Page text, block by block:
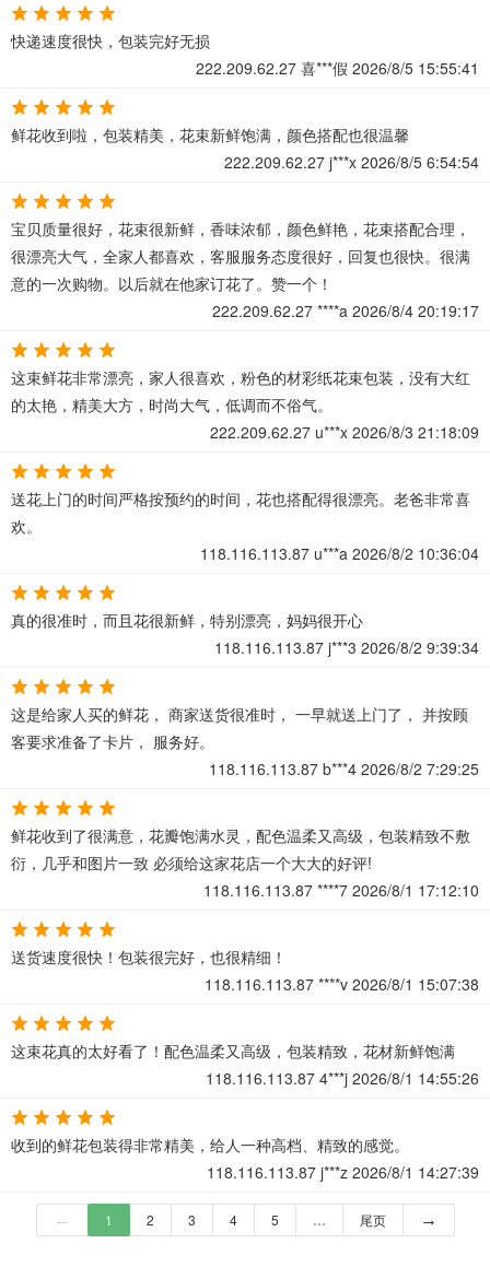
快递速度很快，包装完好无损
222.209.62.27 喜***假 2026/8/5 15:55:41
鲜花收到啦，包装精美，花束新鲜饱满，颜色搭配也很温馨
222.209.62.27 j***x 2026/8/5 6:54:54
宝贝质量很好，花束很新鲜，香味浓郁，颜色鲜艳，花束搭配合理，
很漂亮大气，全家人都喜欢，客服服务态度很好，回复也很快。很满
意的一次购物。以后就在他家订花了。赞一个！
222.209.62.27 ****a 2026/8/4 20:19:17
这束鲜花非常漂亮，家人很喜欢，粉色的材彩纸花束包装，没有大红
的太艳，精美大方，时尚大气，低调而不俗气。
222.209.62.27 u***x 2026/8/3 21:18:09
送花上门的时间严格按预约的时间，花也搭配得很漂亮。老爸非常喜
欢。
118.116.113.87 u***a 2026/8/2 10:36:04
真的很准时，而且花很新鲜，特别漂亮，妈妈很开心
118.116.113.87 j***3 2026/8/2 9:39:34
这是给家人买的鲜花， 商家送货很准时， 一早就送上门了， 并按顾
客要求准备了卡片， 服务好。
118.116.113.87 b***4 2026/8/2 7:29:25
鲜花收到了很满意，花瓣饱满水灵，配色温柔又高级，包装精致不敷
衍，几乎和图片一致 必须给这家花店一个大大的好评!
118.116.113.87 ****7 2026/8/1 17:12:10
送货速度很快！包装很完好，也很精细！
118.116.113.87 ****v 2026/8/1 15:07:38
这束花真的太好看了！配色温柔又高级，包装精致，花材新鲜饱满
118.116.113.87 4***j 2026/8/1 14:55:26
收到的鲜花包装得非常精美，给人一种高档、精致的感觉。
118.116.113.87 j***z 2026/8/1 14:27:39
← 1 2 3 4 5 … 尾页 →